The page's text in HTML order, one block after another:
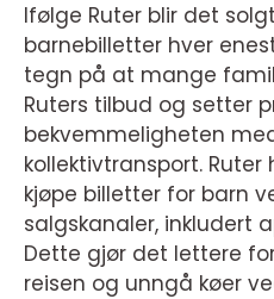
Ifølge Ruter blir det
barnebilletter hver
tegn på at mange
Ruters tilbud og setter
bekvemmeligheten
kollektivtransport.
kjøpe billetter for barn
salgskanaler, inkludert
Dette gjør det lettere
reisen og unngå køer